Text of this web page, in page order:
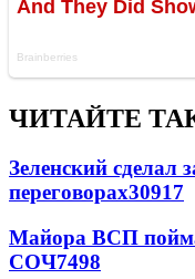
ЧИТАЙТЕ
Зеленский сделал
переговорах30917
Майора ВСП
СОЧ7498